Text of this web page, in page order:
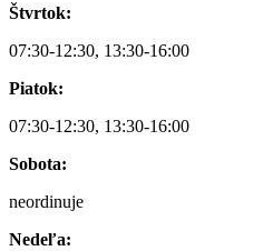
Štvrtok:
07:30-12:30, 13:30-16:00
Piatok:
07:30-12:30, 13:30-16:00
Sobota:
neordinuje
Nedeľa: